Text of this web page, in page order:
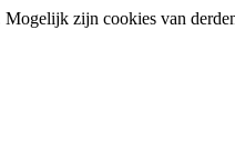
Mogelijk zijn cookies van